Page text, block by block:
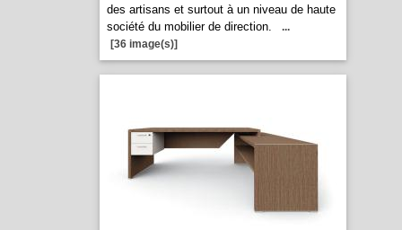
des artisans et surtout à un niveau de haute
société du mobilier de direction.
...
[36 image(s)]